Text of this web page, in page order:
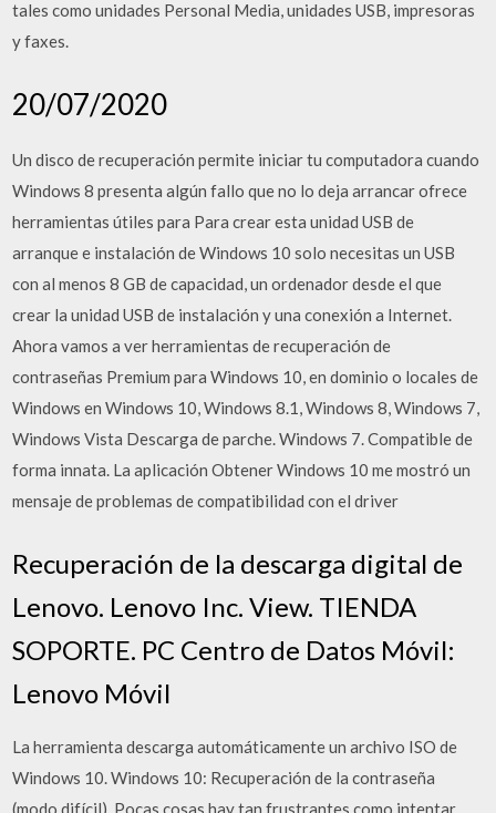
tales como unidades Personal Media, unidades USB, impresoras
y faxes.
20/07/2020
Un disco de recuperación permite iniciar tu computadora cuando
Windows 8 presenta algún fallo que no lo deja arrancar ofrece
herramientas útiles para Para crear esta unidad USB de
arranque e instalación de Windows 10 solo necesitas un USB
con al menos 8 GB de capacidad, un ordenador desde el que
crear la unidad USB de instalación y una conexión a Internet.
Ahora vamos a ver herramientas de recuperación de
contraseñas Premium para Windows 10, en dominio o locales de
Windows en Windows 10, Windows 8.1, Windows 8, Windows 7,
Windows Vista Descarga de parche. Windows 7. Compatible de
forma innata. La aplicación Obtener Windows 10 me mostró un
mensaje de problemas de compatibilidad con el driver
Recuperación de la descarga digital de
Lenovo. Lenovo Inc. View. TIENDA
SOPORTE. PC Centro de Datos Móvil:
Lenovo Móvil
La herramienta descarga automáticamente un archivo ISO de
Windows 10. Windows 10: Recuperación de la contraseña
(modo difícil). Pocas cosas hay tan frustrantes como intentar